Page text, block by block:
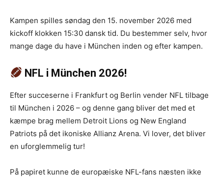
Kampen spilles søndag den 15. november 2026 med
kickoff klokken 15:30 dansk tid. Du bestemmer selv, hvor
mange dage du have i München inden og efter kampen.
NFL i München 2026!
Efter succeserne i Frankfurt og Berlin vender NFL tilbage
til München i 2026 – og denne gang bliver det med et
kæmpe brag mellem Detroit Lions og New England
Patriots på det ikoniske Allianz Arena. Vi lover, det bliver
en uforglemmelig tur!
På papiret kunne de europæiske NFL-fans næsten ikke